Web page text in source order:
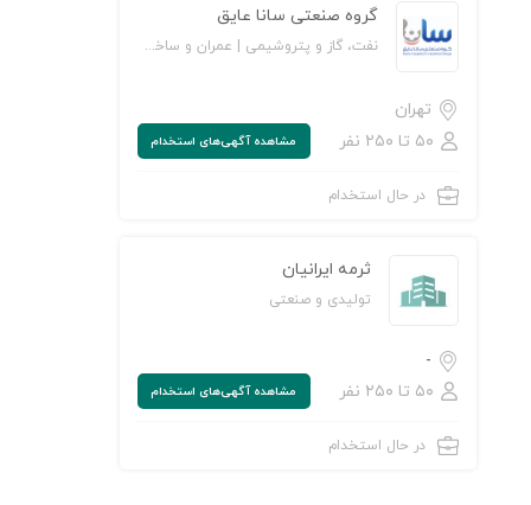
گروه صنعتی سانا عایق
نفت، گاز و پتروشیمی | عمران و ساخت‌وساز | تولیدی و صنعتی
تهران
۵۰ تا ۲۵۰ نفر
مشاهده‌ آگهی‌های استخدام
در حال استخدام
ثرمه ایرانیان
تولیدی و صنعتی
-
۵۰ تا ۲۵۰ نفر
مشاهده‌ آگهی‌های استخدام
در حال استخدام